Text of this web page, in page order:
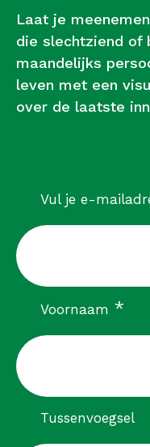
Laat je
die slechtziend of
maandelijks
leven met een
over de laatste
Vul je e-
Voornaam *
Tussenvoegsel